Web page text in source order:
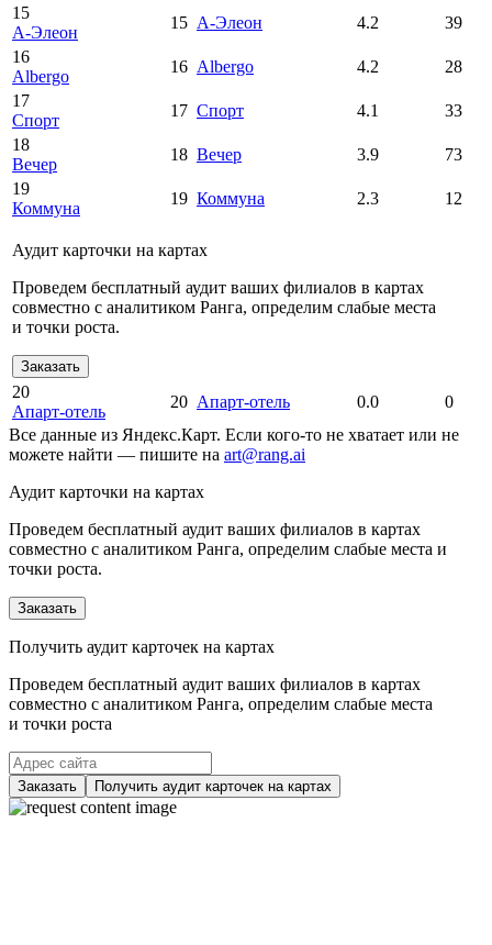
15
А-Элеон
15 А-Элеон 4.2
39
16
Albergo
16 Albergo 4.2
28
17
Спорт
17 Спорт 4.1
33
18
Вечер
18 Вечер 3.9
73
19
Коммуна
19 Коммуна 2.3 12
Аудит карточки на картах
Проведем бесплатный аудит ваших филиалов в картах
совместно с аналитиком Ранга, определим слабые места
и точки роста.
Заказать
20
Апарт-отель
20 Апарт-отель 0.0
0
Все данные из Яндекс.Карт. Если кого-то не хватает или не
можете найти — пишите на art@rang.ai
Аудит карточки на картах
Проведем бесплатный аудит ваших филиалов в картах
совместно с аналитиком Ранга, определим слабые места и
точки роста.
Заказать
Получить аудит карточек на картах
Проведем бесплатный аудит ваших филиалов в картах
совместно с аналитиком Ранга, определим слабые места
и точки роста
Заказать Получить аудит карточек на картах